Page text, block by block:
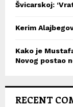
Švicarskoj:
Kerim
Kako je
Novog postao
RECENT